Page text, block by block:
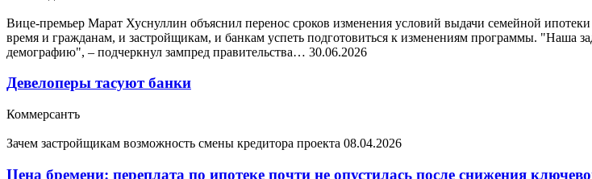
Вице-премьер Марат Хуснуллин объяснил перенос сроков изменения условий выдачи семейной
время и гражданам, и застройщикам, и банкам успеть подготовиться к изменениям программы. "Наша
демографию", – подчеркнул зампред правительства… 30.06.2026
Девелоперы тасуют банки
Коммерсантъ
Зачем застройщикам возможность смены кредитора проекта 08.04.2026
Цена бремени: переплата по ипотеке почти не опустилась после снижения